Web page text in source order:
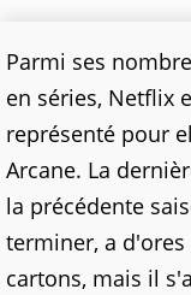
Parmi ses
en séries, Netflix
représenté pour
Arcane. La
la précédente
terminer, a
cartons, mais il